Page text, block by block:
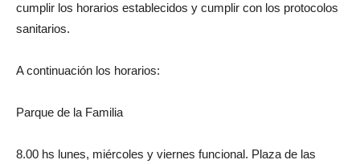
cumplir los horarios establecidos y cumplir con los protocolos
sanitarios.
A continuación los horarios:
Parque de la Familia
8.00 hs lunes, miércoles y viernes funcional. Plaza de las